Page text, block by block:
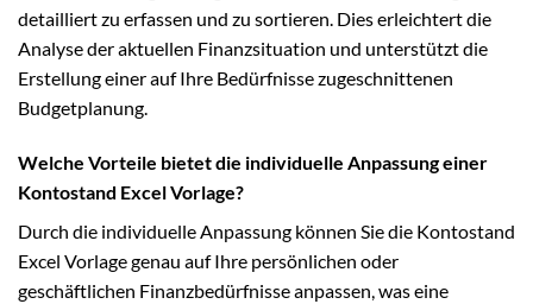
detailliert zu erfassen und zu sortieren. Dies erleichtert die
Analyse der aktuellen Finanzsituation und unterstützt die
Erstellung einer auf Ihre Bedürfnisse zugeschnittenen
Budgetplanung.
Welche Vorteile bietet die individuelle Anpassung einer
Kontostand Excel Vorlage?
Durch die individuelle Anpassung können Sie die Kontostand
Excel Vorlage genau auf Ihre persönlichen oder
geschäftlichen Finanzbedürfnisse anpassen, was eine